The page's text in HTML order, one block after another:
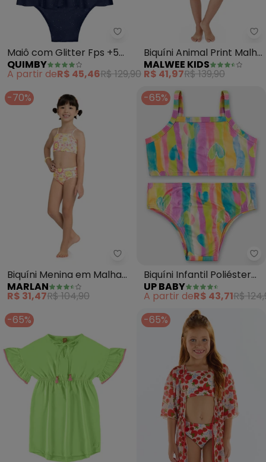
Quimby - Maiô com Glitter Fps
Maiô com Glitter Fps +50
(Azul)
QUIMBY
A partir deR$ 45,46R$ 129,90
Biquíni Animal Print Malha
Uv (Off White)
MALWEE KIDS
R$ 41,97R$ 139,90
-70%
Marlan - Biquíni Menina em
Biquíni Menina em Malha
Beachwear (Amarelo)
MARLAN
R$ 31,47R$ 104,90
-65%
Biquíni Infantil Poliéster
Fps +50 (Verde)
UP BABY
A partir deR$ 43,71R$
-65%
-65%